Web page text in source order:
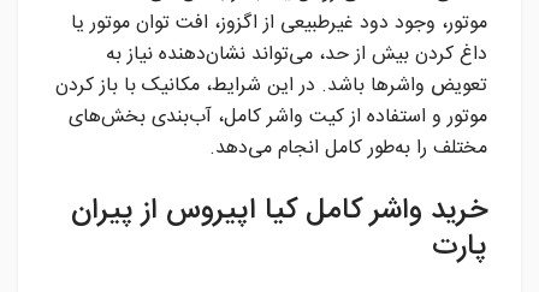
موتور، وجود دود غیرطبیعی از اگزوز، افت توان موتور یا
داغ کردن بیش از حد، می‌تواند نشان‌دهنده نیاز به
تعویض واشرها باشد. در این شرایط، مکانیک با باز کردن
موتور و استفاده از کیت واشر کامل، آب‌بندی بخش‌های
مختلف را به‌طور کامل انجام می‌دهد.
خرید واشر کامل کیا اپیروس از پیران
پارت